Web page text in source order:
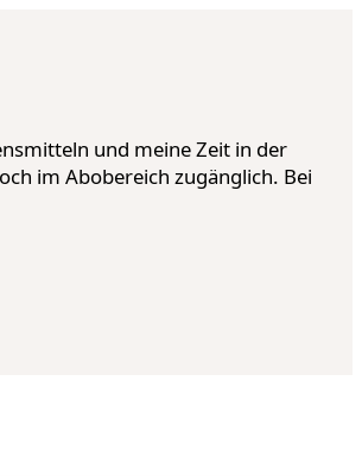
und meine Zeit in der
im Abobereich zugänglich. Bei